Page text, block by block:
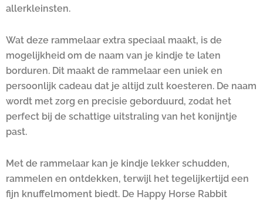
allerkleinsten.
Wat deze rammelaar extra speciaal maakt, is de
mogelijkheid om de naam van je kindje te laten
borduren. Dit maakt de rammelaar een uniek en
persoonlijk cadeau dat je altijd zult koesteren. De naam
wordt met zorg en precisie geborduurd, zodat het
perfect bij de schattige uitstraling van het konijntje
past.
Met de rammelaar kan je kindje lekker schudden,
rammelen en ontdekken, terwijl het tegelijkertijd een
fijn knuffelmoment biedt. De Happy Horse Rabbit